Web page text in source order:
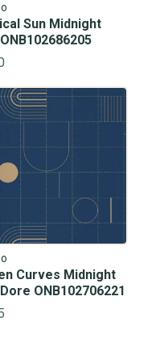
Sun Midnight
Curves Midnight
ONB102706221